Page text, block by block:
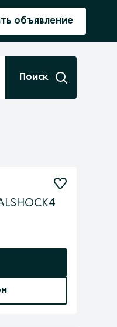
объявление
Поиск